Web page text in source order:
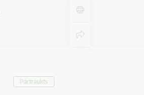
Pārtraukts